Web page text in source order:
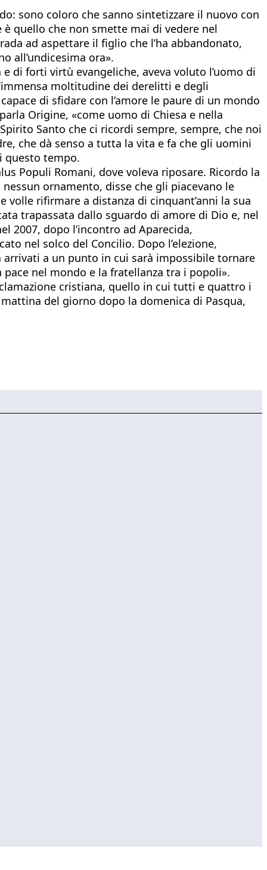
sono coloro che sanno sintetizzare il nuovo con
quello che non smette mai di vedere nel
ad aspettare il figlio che l’ha abbandonato,
all’undicesima ora».
di forti virtù evangeliche, aveva voluto l’uomo di
moltitudine dei derelitti e degli
di sfidare con l’amore le paure di un mondo
Origine, «come uomo di Chiesa e nella
Santo che ci ricordi sempre, sempre, che noi
che dà senso a tutta la vita e fa che gli uomini
questo tempo.
Populi Romani, dove voleva riposare. Ricordo la
ornamento, disse che gli piacevano le
volle rifirmare a distanza di cinquant’anni la sua
trapassata dallo sguardo di amore di Dio e, nel
2007, dopo l’incontro ad Aparecida,
nel solco del Concilio. Dopo l’elezione,
a un punto in cui sarà impossibile tornare
nel mondo e la fratellanza tra i popoli».
cristiana, quello in cui tutti e quattro i
del giorno dopo la domenica di Pasqua,